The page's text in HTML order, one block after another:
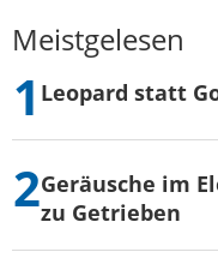
Meistgelesen
Leopard statt
Geräusche im
zu Getrieben